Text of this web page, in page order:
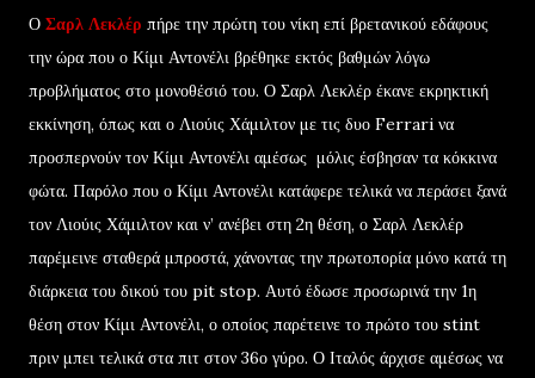
Ο Σαρλ Λεκλέρ πήρε την πρώτη του νίκη επί βρετανικού εδάφους
την ώρα που ο Κίμι Αντονέλι βρέθηκε εκτός βαθμών λόγω
προβλήματος στο μονοθέσιό του. Ο Σαρλ Λεκλέρ έκανε εκρηκτική
εκκίνηση, όπως και ο Λιούις Χάμιλτον με τις δυο Ferrari να
προσπερνούν τον Κίμι Αντονέλι αμέσως μόλις έσβησαν τα κόκκινα
φώτα. Παρόλο που ο Κίμι Αντονέλι κατάφερε τελικά να περάσει ξανά
τον Λιούις Χάμιλτον και ν’ ανέβει στη 2η θέση, ο Σαρλ Λεκλέρ
παρέμεινε σταθερά μπροστά, χάνοντας την πρωτοπορία μόνο κατά τη
διάρκεια του δικού του pit stop. Αυτό έδωσε προσωρινά την 1η
θέση στον Κίμι Αντονέλι, ο οποίος παρέτεινε το πρώτο του stint
πριν μπει τελικά στα πιτ στον 36ο γύρο. Ο Ιταλός άρχισε αμέσως να